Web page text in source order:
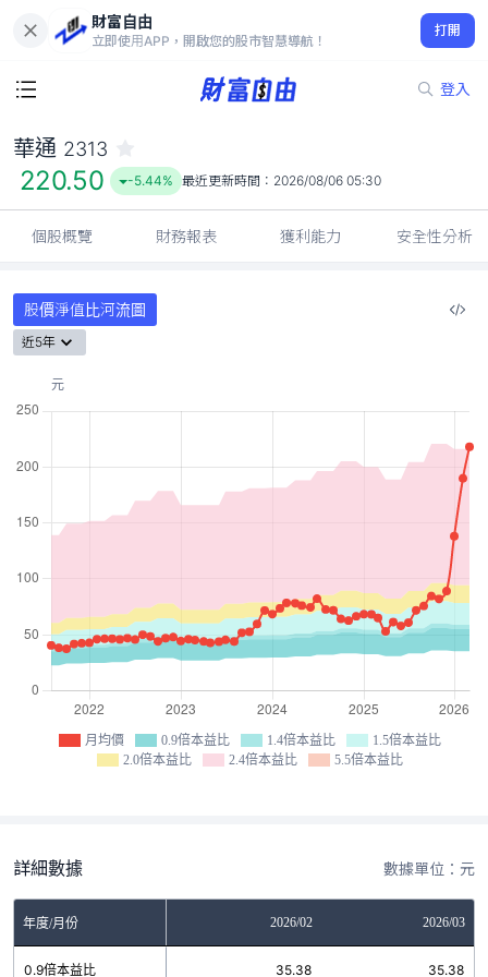
財富自由
立即使用APP，開啟您的股市智慧導航！
打開
登入
220.50
-5.44%
華通 2313
220.50 -5.44% 最近更新時間： 2026/08/06 05:30
個股概覽 財務報表 獲利能力 安全性分析
股價淨值比河流圖
近5年
月均價 0.9倍本益比 1.4倍本益比
1.5倍本益比
2.0倍本益比
2.4倍本益比 5.5倍本益比
詳細數據 數據單位：元
年度/月份 2026/02 2026/03
0.9倍本益比 35.38 35.38